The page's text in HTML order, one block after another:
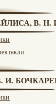
В. Н.
И.